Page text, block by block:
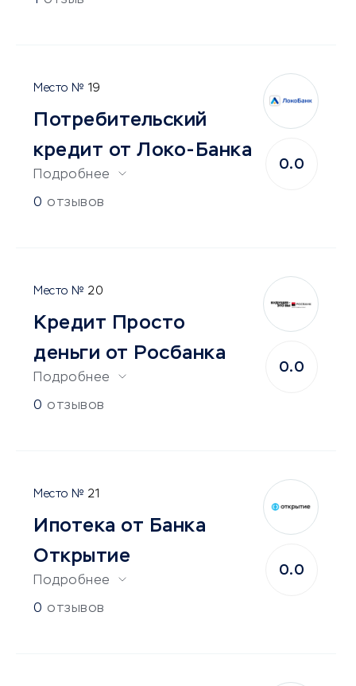
19
Потребительский
кредит от Локо-Банка
Подробнее
0 отзывов
0.0
20
Кредит Просто
деньги от Росбанка
Подробнее
0 отзывов
0.0
21
Ипотека от Банка
Открытие
Подробнее
0 отзывов
0.0